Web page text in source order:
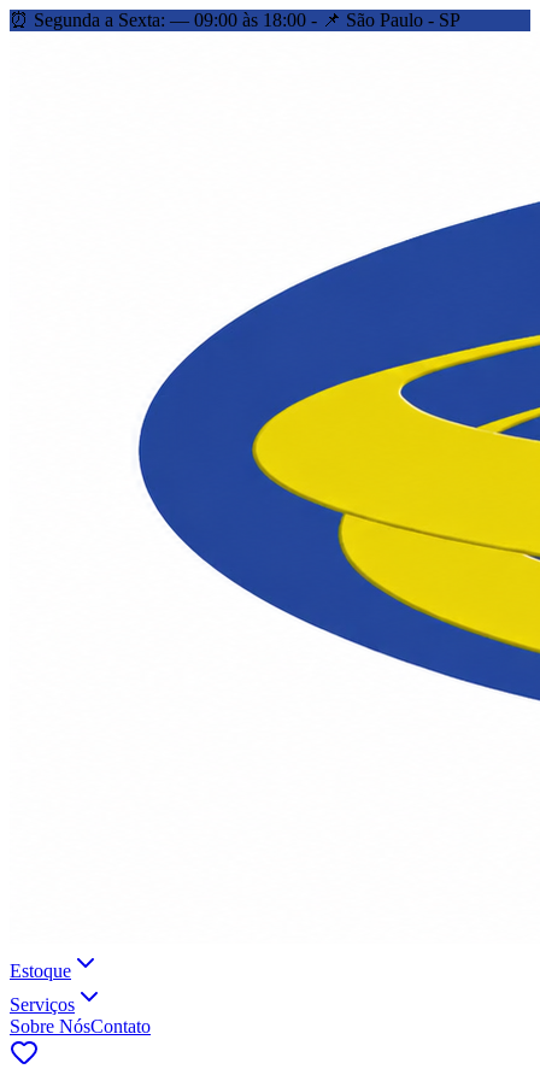
⏰ Segunda a Sexta: — 09:00 às 18:00 - 📌 São Paulo - SP
Estoque
Serviços
Sobre NósContato